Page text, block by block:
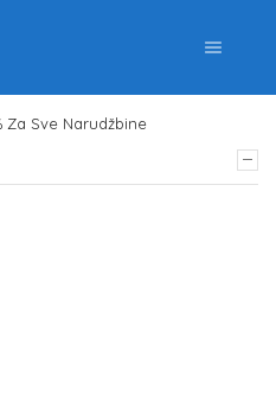
Za Sve Narudžbine